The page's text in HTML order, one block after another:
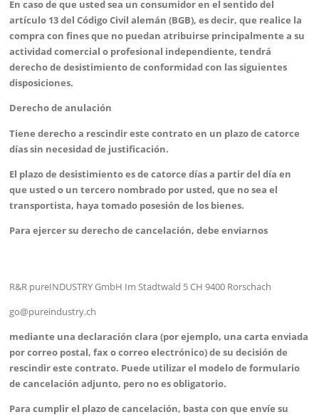
En caso de que usted sea un consumidor en el sentido del
artículo 13 del Código Civil alemán (BGB), es decir, que realice la
compra con fines que no puedan atribuirse principalmente a su
actividad comercial o profesional independiente, tendrá
derecho de desistimiento de conformidad con las siguientes
disposiciones.
Derecho de anulación
Tiene derecho a rescindir este contrato en un plazo de catorce
días sin necesidad de justificación.
El plazo de desistimiento es de catorce días a partir del día en
que usted o un tercero nombrado por usted, que no sea el
transportista, haya tomado posesión de los bienes.
Para ejercer su derecho de cancelación, debe enviarnos
R&R pureINDUSTRY GmbH Im Stadtwald 5 CH 9400 Rorschach
go@pureindustry.ch
mediante una declaración clara (por ejemplo, una carta enviada
por correo postal, fax o correo electrónico) de su decisión de
rescindir este contrato. Puede utilizar el modelo de formulario
de cancelación adjunto, pero no es obligatorio.
Para cumplir el plazo de cancelación, basta con que envíe su